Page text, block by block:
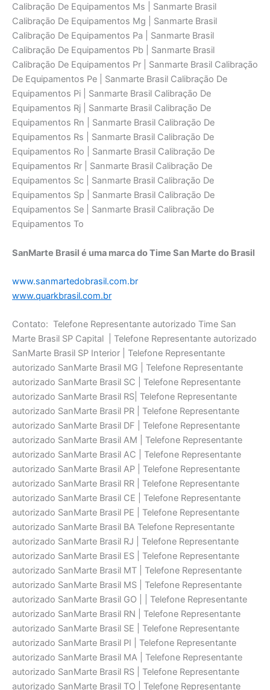
SanMarte Brasil é uma marca do Time San Marte do Brasil
www.sanmartedobrasil.com.br
www.quarkbrasil.com.br
Contato: Telefone Representante autorizado Time San
Marte Brasil SP Capital | Telefone Representante autorizado
SanMarte Brasil SP Interior | Telefone Representante
autorizado SanMarte Brasil MG | Telefone Representante
autorizado SanMarte Brasil SC | Telefone Representante
autorizado SanMarte Brasil RS| Telefone Representante
autorizado SanMarte Brasil PR | Telefone Representante
autorizado SanMarte Brasil DF | Telefone Representante
autorizado SanMarte Brasil AM | Telefone Representante
autorizado SanMarte Brasil AC | Telefone Representante
autorizado SanMarte Brasil AP | Telefone Representante
autorizado SanMarte Brasil RR | Telefone Representante
autorizado SanMarte Brasil CE | Telefone Representante
autorizado SanMarte Brasil PE | Telefone Representante
autorizado SanMarte Brasil BA Telefone Representante
autorizado SanMarte Brasil RJ | Telefone Representante
autorizado SanMarte Brasil ES | Telefone Representante
autorizado SanMarte Brasil MT | Telefone Representante
autorizado SanMarte Brasil MS | Telefone Representante
autorizado SanMarte Brasil GO | | Telefone Representante
autorizado SanMarte Brasil RN | Telefone Representante
autorizado SanMarte Brasil SE | Telefone Representante
autorizado SanMarte Brasil PI | Telefone Representante
autorizado SanMarte Brasil MA | Telefone Representante
autorizado SanMarte Brasil RS | Telefone Representante
autorizado SanMarte Brasil TO | Telefone Representante